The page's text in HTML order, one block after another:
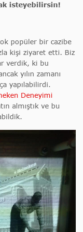
isteyebilirsin!
popüler bir cazibe
kişi ziyaret etti. Biz
verdik, ki bu
yılın zamanı
yapılabilirdi.
Deneyimi
almıştık ve bu